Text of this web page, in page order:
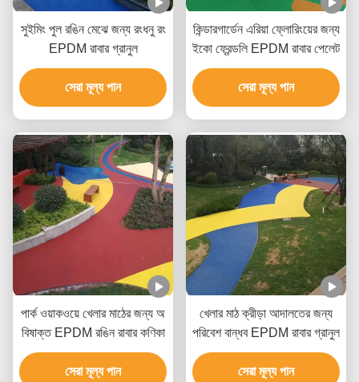
সুইমিং পুল রঙিন মেঝে জন্য রংধনু রং
EPDM রাবার গ্রানুল
সেরা মূল্য পান
কিন্ডারগার্ডেন এরিয়া ফ্লোরিংয়ের জন্য
ইকো ফ্রেন্ডলি EPDM রাবার পেলেট
সেরা মূল্য পান
পার্ক ওয়াকওয়ে খেলার মাঠের জন্য অ
বিষাক্ত EPDM রঙিন রাবার কণিকা
সেরা মূল্য পান
খেলার মাঠ ক্রীড়া আদালতের জন্য
পরিবেশ বান্ধব EPDM রাবার গ্রানুল
সেরা মূল্য পান